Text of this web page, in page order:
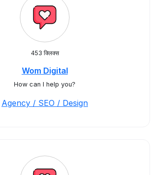
453 क्लिक्स
Wom Digital
How can I help you?
Agency / SEO / Design